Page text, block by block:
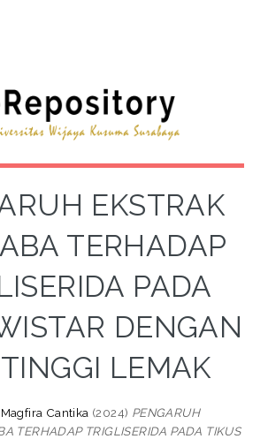
EKSTRAK
TERHADAP
PADA
DENGAN
LEMAK
Cantika (2024) PENGARUH
TERHADAP TRIGLISERIDA PADA TIKUS